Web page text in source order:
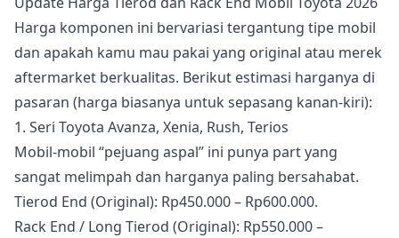
Harga komponen ini bervariasi tergantung tipe mobil
dan apakah kamu mau pakai yang original atau merek
aftermarket berkualitas. Berikut estimasi harganya di
pasaran (harga biasanya untuk sepasang kanan-kiri):
1. Seri Toyota Avanza, Xenia, Rush, Terios
Mobil-mobil “pejuang aspal” ini punya part yang
sangat melimpah dan harganya paling bersahabat.
Tierod End (Original): Rp450.000 – Rp600.000.
Rack End / Long Tierod (Original): Rp550.000 –